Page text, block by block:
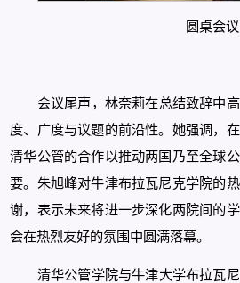
圆桌会议
会议尾声，林奈莉在总结致辞中
度、广度与议题的前沿性。她强调，
清华公管的合作以推动两国乃至全球
要。朱旭峰对牛津布拉瓦尼克学院的
谢，表示未来将进一步深化两院间的
会在热烈友好的氛围中圆满落幕。
清华公管学院与牛津大学布拉瓦